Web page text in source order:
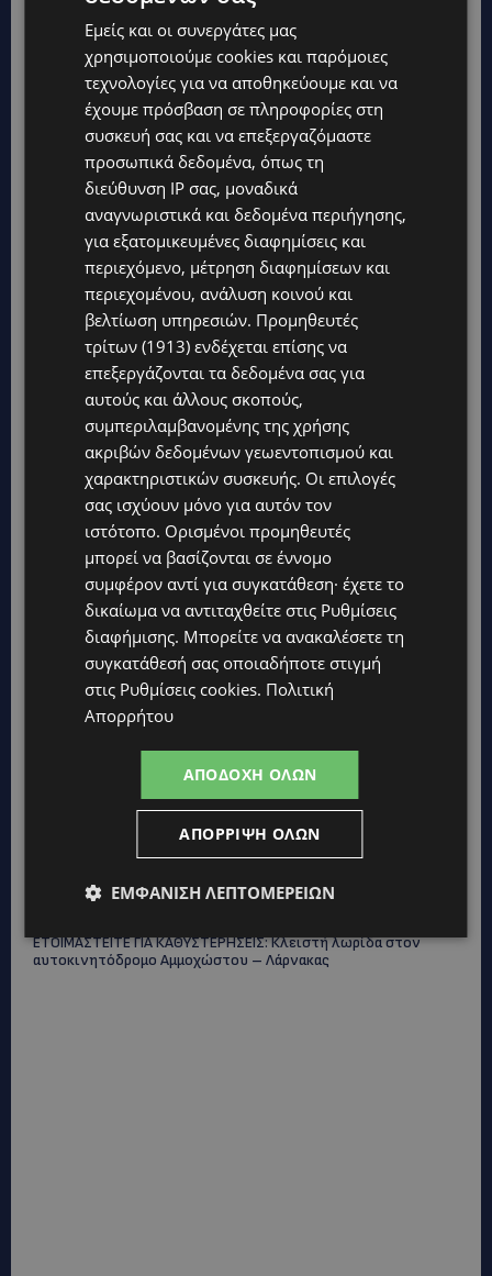
UPDATES
ΤΑΣΟΣ ΧΑΤΖΗΓΙΟΒΑΝΗΣ: Η συγκλονιστική ιστορία του
12χρονου Δημήτρη και η δωρεά των 12.500 ευρώ που του
έδωσε ελπίδα
ΕΞΩΤΙΚΑ ΖΩΑ ΣΤΗΝ ΚΥΠΡΟ: Πότε επιτρέπεται και πότε
απαγορεύεται να έχεις μαϊμού ως κατοικίδιο – Ποια ζώα
μπορείς να διατηρείς νόμιμα
UPDATES
ΧΩΡΙΣ ΣΩΣΣΙΒΙΟ Η ΘΑΛΑΣΣΙΑ ΣΥΝΔΕΣΗ ΚΥΠΡΟΥ-ΕΛΛΑΔΑΣ:
«Χωρίς επιδότηση το πλοίο δεν θα ξανασηκώσει άγκυρα»
ΜΑΡΙΝΟΣ ΚΩΝΣΤΑΝΤΙΝΙΔΗΣ: Οι πρωτοβουλίες για να
ξαναζωντανέψει η Μακαρίου και το κέντρο της Λευκωσίας-
(Βίντεο)
ΤΡΟΧΑΙΟ ΣΤΗΝ ΛΕΥΚΩΣΙΑ: Χειροπέδες και στη σύζυγο του
27χρονου – Φέρεται να παραπλάνησε την Αστυνομία
ΔΕΝ ΥΠΟΧΩΡΕΙ Ο ΚΑΥΣΩΝΑΣ: Νέα κίτρινη προειδοποίηση για
40άρια – Πότε τίθεται σε ισχύ
VIRAL: Κοράκι πήρε στο κυνήγι γυναίκα – Η απρόσμενη
ΕΤΟΙΜΑΣΤΕΙΤΕ ΓΙΑ ΚΑΘΥΣΤΕΡΗΣΕΙΣ: Κλειστή λωρίδα στον
αυτοκινητόδρομο Αμμοχώστου – Λάρνακας
Εμείς και οι συνεργάτες μας
χρησιμοποιούμε cookies και παρόμοιες
τεχνολογίες για να αποθηκεύουμε και να
έχουμε πρόσβαση σε πληροφορίες στη
συσκευή σας και να επεξεργαζόμαστε
προσωπικά δεδομένα, όπως τη
διεύθυνση IP σας, μοναδικά
αναγνωριστικά και δεδομένα περιήγησης,
για εξατομικευμένες διαφημίσεις και
περιεχόμενο, μέτρηση διαφημίσεων και
περιεχομένου, ανάλυση κοινού και
βελτίωση υπηρεσιών. Προμηθευτές
τρίτων (1913) ενδέχεται επίσης να
επεξεργάζονται τα δεδομένα σας για
αυτούς και άλλους σκοπούς,
συμπεριλαμβανομένης της χρήσης
ακριβών δεδομένων γεωεντοπισμού και
χαρακτηριστικών συσκευής. Οι επιλογές
σας ισχύουν μόνο για αυτόν τον
ιστότοπο. Ορισμένοι προμηθευτές
μπορεί να βασίζονται σε έννομο
συμφέρον αντί για συγκατάθεση· έχετε το
δικαίωμα να αντιταχθείτε στις Ρυθμίσεις
διαφήμισης. Μπορείτε να ανακαλέσετε τη
συγκατάθεσή σας οποιαδήποτε στιγμή
στις Ρυθμίσεις cookies. Πολιτική
Απορρήτου
ΑΠΟΔΟΧΉ ΌΛΩΝ
ΑΠΌΡΡΙΨΗ ΌΛΩΝ
ΕΜΦΆΝΙΣΗ ΛΕΠΤΟΜΕΡΕΙΏΝ